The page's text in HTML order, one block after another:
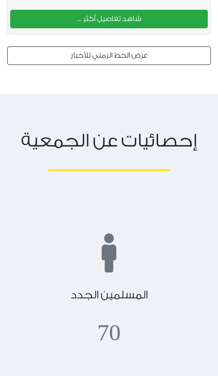
شاهد تفاصيل أكثر ...
عرض الخط الزمني للأخبار
إحصائيات عن الجمعية
المسلمين الجدد
70